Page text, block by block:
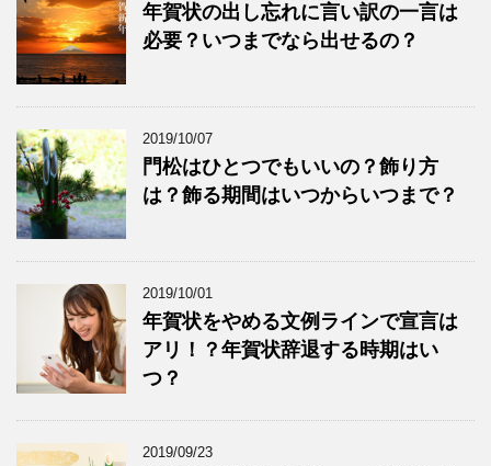
年賀状の出し忘れに言い訳の一言は
必要？いつまでなら出せるの？
2019/10/07
門松はひとつでもいいの？飾り方
は？飾る期間はいつからいつまで？
2019/10/01
年賀状をやめる文例ラインで宣言は
アリ！？年賀状辞退する時期はい
つ？
2019/09/23